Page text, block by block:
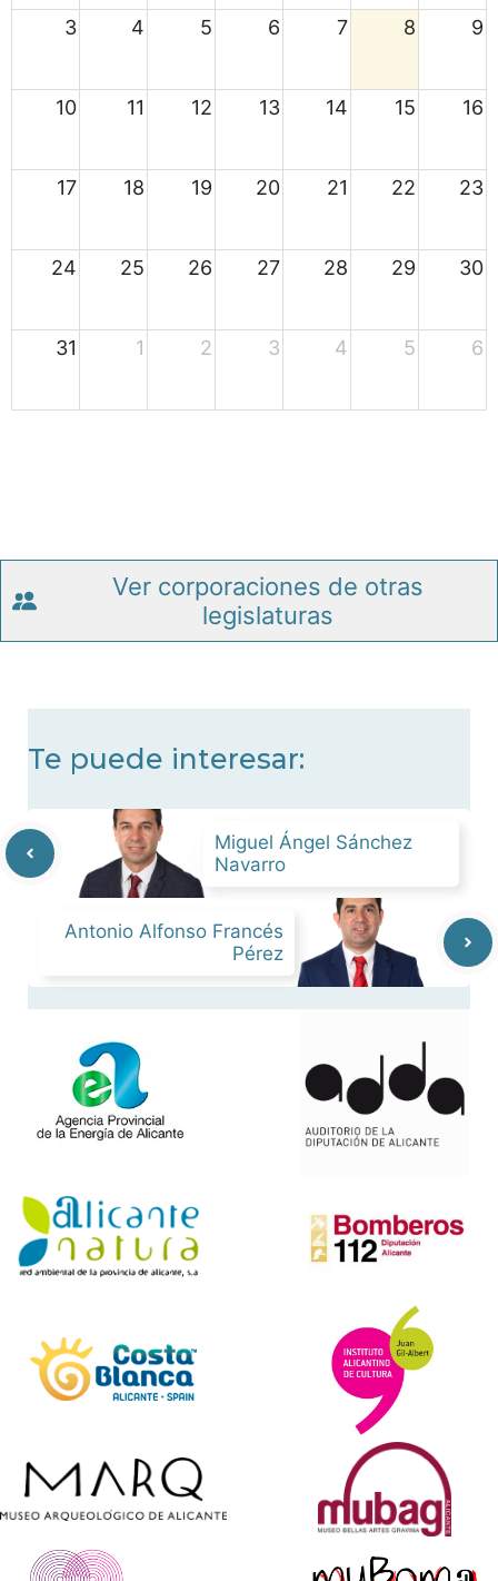
3 4 5 6 7 8 9
10 11 12 13 14 15 16
17 18 19 20 21 22 23
24 25 26 27 28 29 30
31 1 2 3 4 5 6
Ver corporaciones de otras
legislaturas
Te puede interesar:
Miguel Ángel Sánchez
Navarro
Antonio Alfonso Francés
Pérez